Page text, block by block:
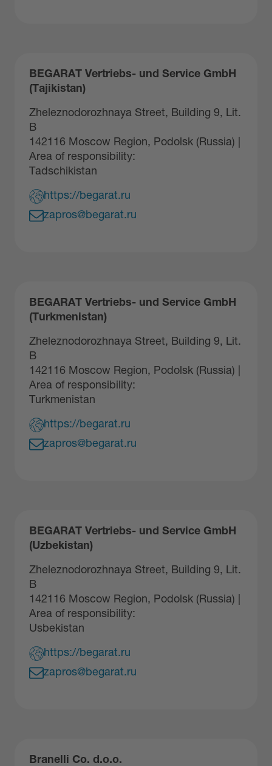
BEGARAT Vertriebs- und Service GmbH
(Tajikistan)
Zheleznodorozhnaya Street, Building 9, Lit.
B
142116 Moscow Region, Podolsk (Russia) |
Area of responsibility:
Tadschikistan
https://begarat.ru
zapros@begarat.ru
BEGARAT Vertriebs- und Service GmbH
(Turkmenistan)
Zheleznodorozhnaya Street, Building 9, Lit.
B
142116 Moscow Region, Podolsk (Russia) |
Area of responsibility:
Turkmenistan
https://begarat.ru
zapros@begarat.ru
BEGARAT Vertriebs- und Service GmbH
(Uzbekistan)
Zheleznodorozhnaya Street, Building 9, Lit.
B
142116 Moscow Region, Podolsk (Russia) |
Area of responsibility:
Usbekistan
https://begarat.ru
zapros@begarat.ru
Branelli Co. d.o.o.